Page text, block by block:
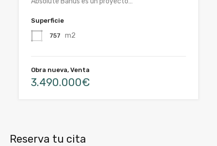
Superficie
757 m2
Obra nueva, Venta
3.490.000€
Reserva tu cita